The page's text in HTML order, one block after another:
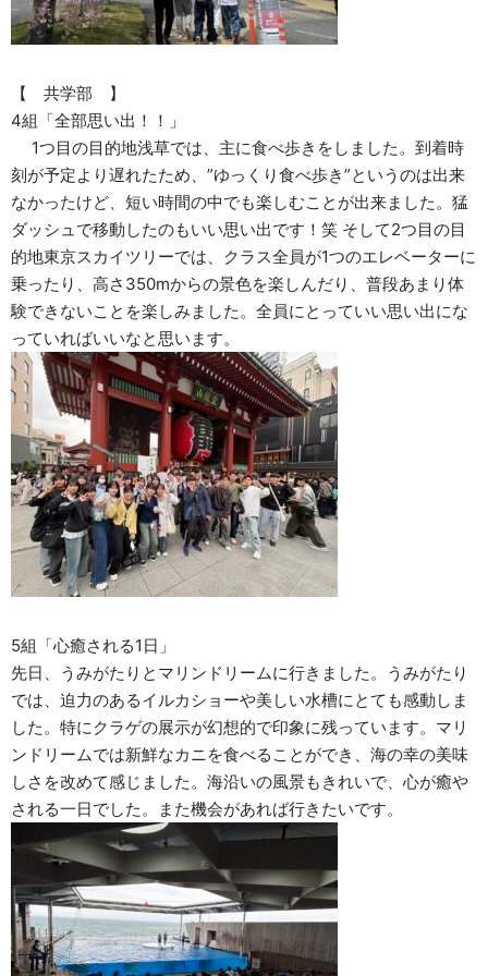
【 共学部 】
4組「全部思い出！！」
1つ目の目的地浅草では、主に食べ歩きをしました。到着時
刻が予定より遅れたため、”ゆっくり食べ歩き”というのは出来
なかったけど、短い時間の中でも楽しむことが出来ました。猛
ダッシュで移動したのもいい思い出です！笑 そして2つ目の目
的地東京スカイツリーでは、クラス全員が1つのエレベーターに
乗ったり、高さ350mからの景色を楽しんだり、普段あまり体
験できないことを楽しみました。全員にとっていい思い出にな
っていればいいなと思います。
5組「心癒される1日」
先日、うみがたりとマリンドリームに行きました。うみがたり
では、迫力のあるイルカショーや美しい水槽にとても感動しま
した。特にクラゲの展示が幻想的で印象に残っています。マリ
ンドリームでは新鮮なカニを食べることができ、海の幸の美味
しさを改めて感じました。海沿いの風景もきれいで、心が癒や
される一日でした。また機会があれば行きたいです。